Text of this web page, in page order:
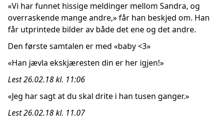
«Vi har funnet hissige meldinger mellom Sandra, og
overraskende mange andre,» får han beskjed om. Han
får utprintede bilder av både det ene og det andre.
Den første samtalen er med «baby <3»
«Han jævla ekskjæresten din er her igjen!»
Lest 26.02.18 kl. 11:06
«Jeg har sagt at du skal drite i han tusen ganger.»
Lest 26.02.18 kl. 11.07